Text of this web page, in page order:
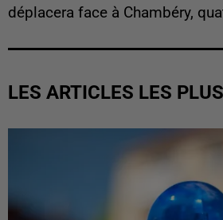
déplacera face à Chambéry,
LES ARTICLES LES